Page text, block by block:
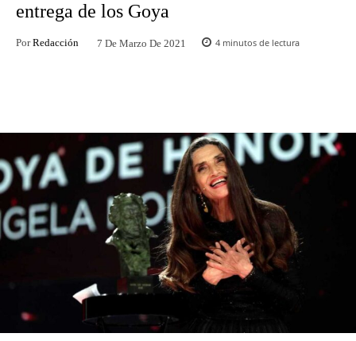
entrega de los Goya
Por Redacción 7 De Marzo De 2021 4 minutos de lectura